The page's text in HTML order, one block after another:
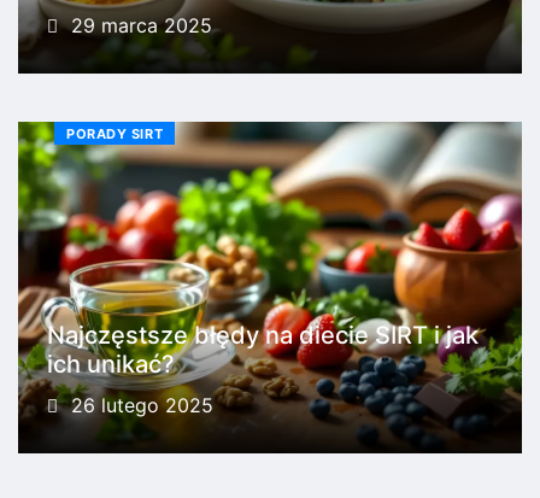
29 marca 2025
PORADY SIRT
Najczęstsze błędy na diecie SIRT i jak
ich unikać?
26 lutego 2025